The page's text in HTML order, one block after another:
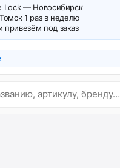
Lock — Новосибирск
1 раз в неделю
под заказ